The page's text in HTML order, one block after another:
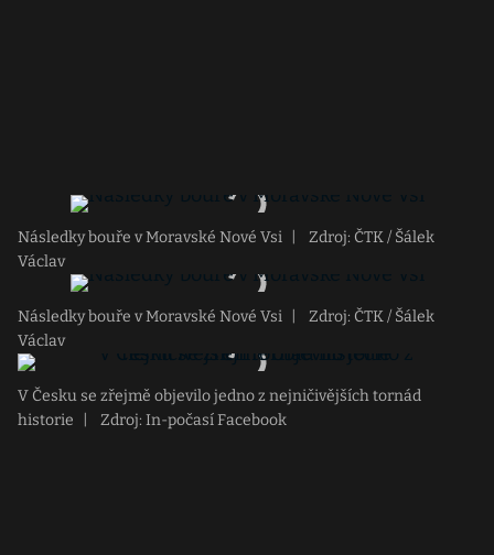
Následky bouře v Moravské Nové Vsi
Zdroj: ČTK / Šálek
Václav
Následky bouře v Moravské Nové Vsi
Zdroj: ČTK / Šálek
Václav
V Česku se zřejmě objevilo jedno z nejničivějších tornád
historie
Zdroj: In-počasí Facebook